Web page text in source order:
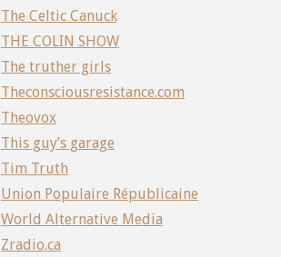
The Celtic Canuck
THE COLIN SHOW
The truther girls
Theconsciousresistance.com
Theovox
This guy’s garage
Tim Truth
Union Populaire Républicaine
World Alternative Media
Zradio.ca